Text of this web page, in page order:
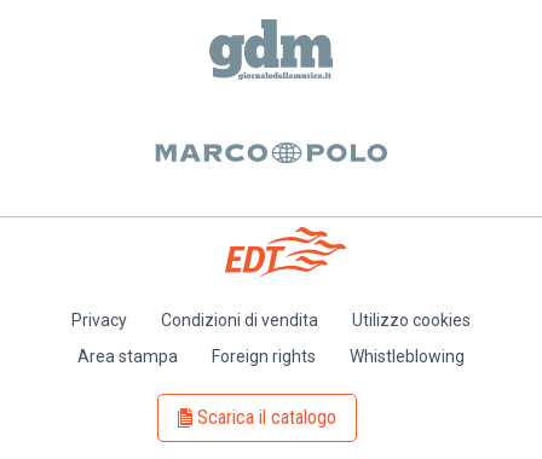
Privacy Condizioni di vendita
Utilizzo cookies
Area stampa
Foreign rights Whistleblowing
Scarica il catalogo